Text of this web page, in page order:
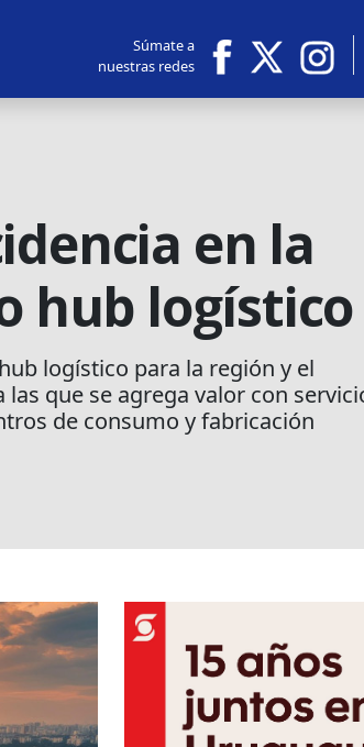
Súmate a
nuestras redes
en la
hub logístico
logístico para la región y el
que se agrega valor con
de consumo y fabricación